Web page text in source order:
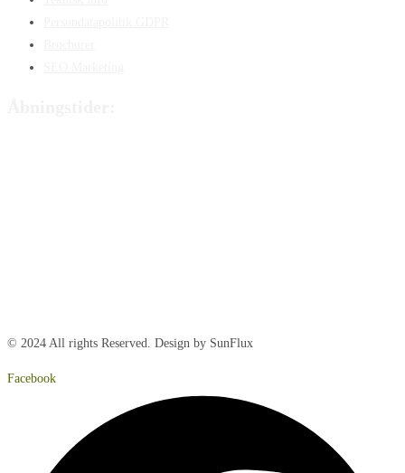
© 2024 All rights Reserved. Design by SunFlux
Facebook